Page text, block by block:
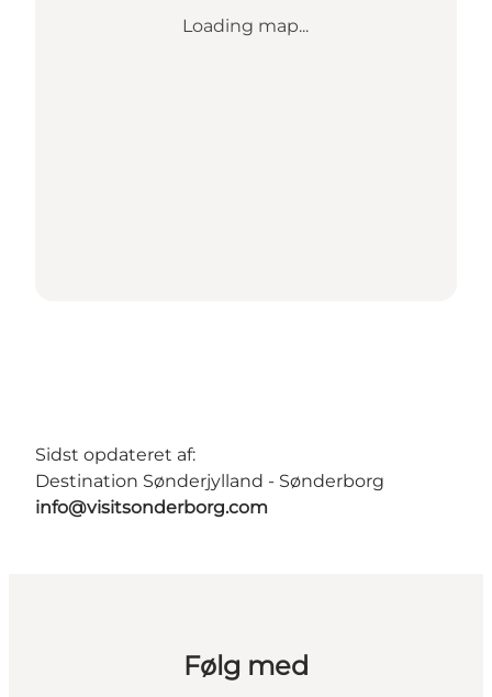
Loading map...
Sidst opdateret af:
Destination Sønderjylland - Sønderborg
info@visitsonderborg.com
Følg med